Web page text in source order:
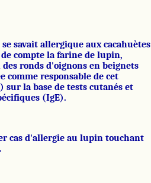
savait allergique aux cacahuètes
compte la farine de lupin,
ronds d'oignons en beignets
comme responsable de cet
la base de tests cutanés et
(IgE).
cas d'allergie au lupin touchant